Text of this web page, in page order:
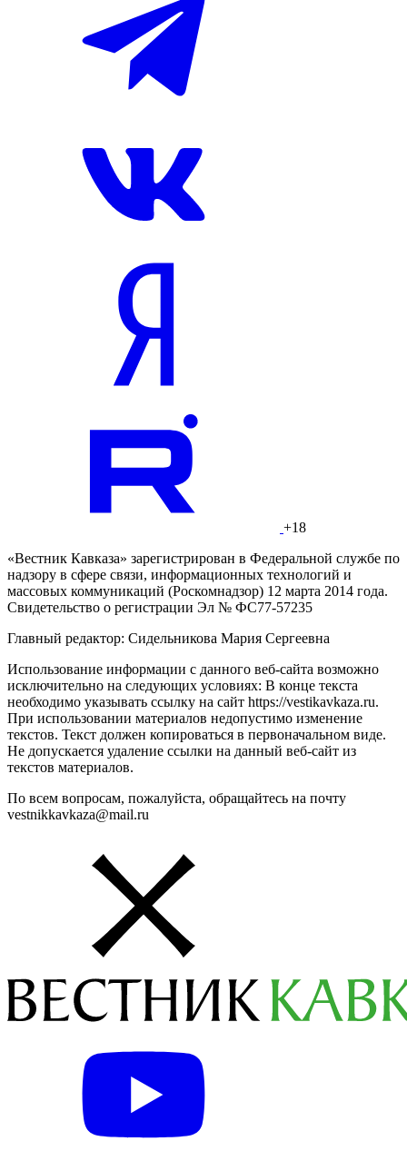
+18
«Вестник Кавказа» зарегистрирован в Федеральной службе по
надзору в сфере связи, информационных технологий и
массовых коммуникаций (Роскомнадзор) 12 марта 2014 года.
Свидетельство о регистрации Эл № ФС77-57235
Главный редактор: Сидельникова Мария Сергеевна
Использование информации с данного веб-сайта возможно
исключительно на следующих условиях: В конце текста
необходимо указывать ссылку на сайт https://vestikavkaza.ru.
При использовании материалов недопустимо изменение
текстов. Текст должен копироваться в первоначальном виде.
Не допускается удаление ссылки на данный веб-сайт из
текстов материалов.
По всем вопросам, пожалуйста, обращайтесь на почту
vestnikkavkaza@mail.ru